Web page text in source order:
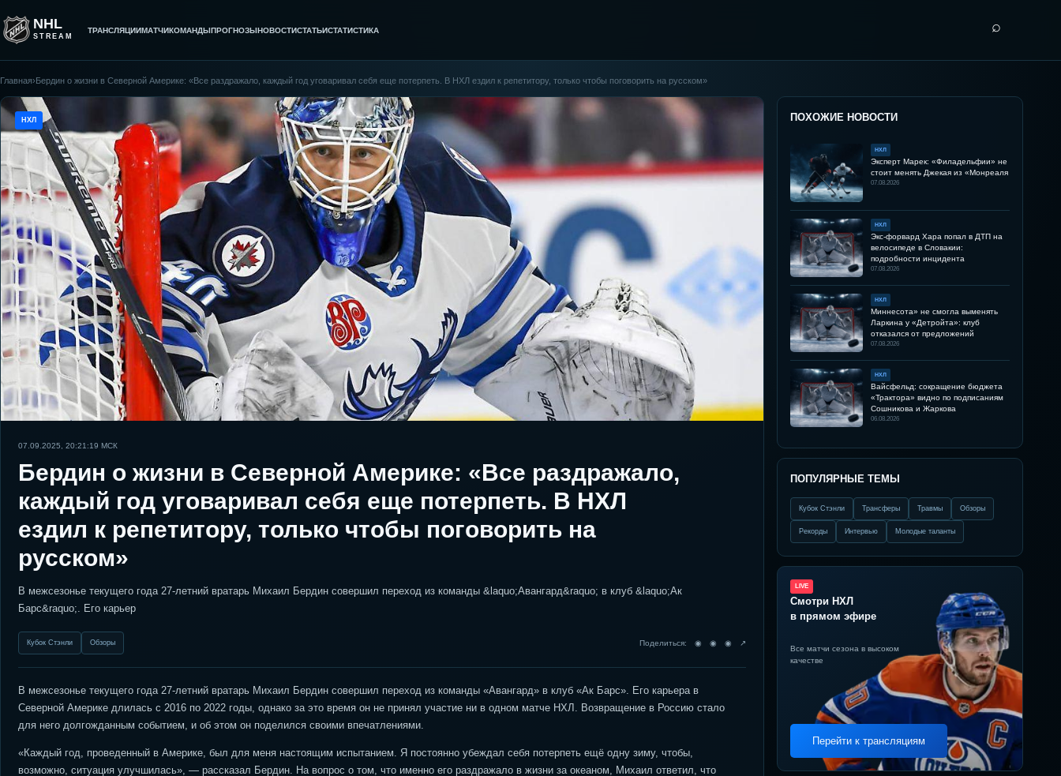
NHL
STREAM
ТРАНСЛЯЦИИМАТЧИКОМАНДЫПРОГНОЗЫНОВОСТИСТАТЬИСТАТИСТИКА ⌕
Главная›Бердин о жизни в Северной Америке: «Все раздражало, каждый год уговаривал себя еще потерпеть. В НХЛ ездил к репетитору, только чтобы поговорить на русском»
НХЛ
07.09.2025, 20:21:19 МСК
Бердин о жизни в Северной Америке: «Все раздражало,
каждый год уговаривал себя еще потерпеть. В НХЛ
ездил к репетитору, только чтобы поговорить на
русском»
В межсезонье текущего года 27-летний вратарь Михаил Бердин совершил переход из команды &laquo;Авангард&raquo; в клуб &laquo;Ак
Барс&raquo;. Его карьер
Кубок Стэнли Обзоры Поделиться: ◉ ◉ ◉ ↗
В межсезонье текущего года 27-летний вратарь Михаил Бердин совершил переход из команды «Авангард» в клуб «Ак Барс». Его карьера в
Северной Америке длилась с 2016 по 2022 годы, однако за это время он не принял участие ни в одном матче НХЛ. Возвращение в Россию стало
для него долгожданным событием, и об этом он поделился своими впечатлениями.
«Каждый год, проведенный в Америке, был для меня настоящим испытанием. Я постоянно убеждал себя потерпеть ещё одну зиму, чтобы,
возможно, ситуация улучшилась», — рассказал Бердин. На вопрос о том, что именно его раздражало в жизни за океаном, Михаил ответил, что
ПОХОЖИЕ НОВОСТИ
НХЛ
Эксперт Марек: «Филадельфии» не
стоит менять Джекая из «Монреаля
07.08.2026
НХЛ
Экс-форвард Хара попал в ДТП на
велосипеде в Словакии:
подробности инцидента
07.08.2026
НХЛ
Миннесота» не смогла выменять
Ларкина у «Детройта»: клуб
отказался от предложений
07.08.2026
НХЛ
Вайсфельд: сокращение бюджета
«Трактора» видно по подписаниям
Сошникова и Жаркова
06.08.2026
ПОПУЛЯРНЫЕ ТЕМЫ
Кубок Стэнли Трансферы Травмы Обзоры
Рекорды Интервью Молодые таланты
LIVE
Смотри НХЛ
в прямом эфире
Все матчи сезона в высоком
качестве
Перейти к трансляциям